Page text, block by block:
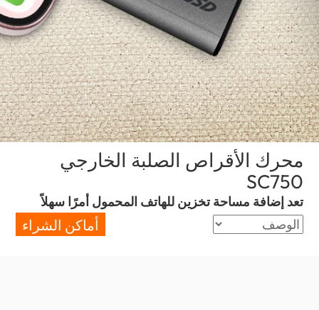
محرك الأقراص الصلبة الخارجي
SC750
تعد إضافة مساحة تخزين للهاتف المحمول أمرًا سهلاً
أماكن الشراء